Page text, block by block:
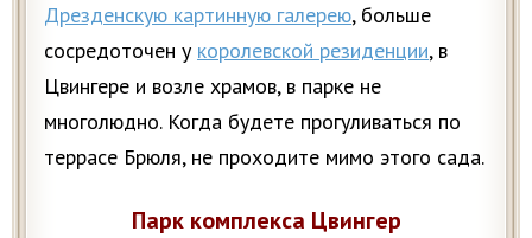
Дрезденскую картинную галерею, больше
сосредоточен у королевской резиденции, в
Цвингере и возле храмов, в парке не
многолюдно. Когда будете прогуливаться по
террасе Брюля, не проходите мимо этого сада.
Парк комплекса Цвингер